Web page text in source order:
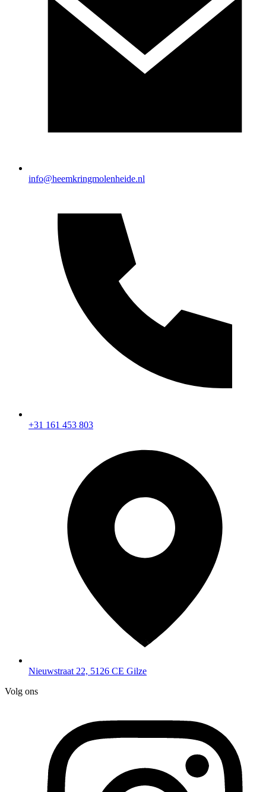
info@heemkringmolenheide.nl
+31 161 453 803
Nieuwstraat 22, 5126 CE Gilze
Volg ons